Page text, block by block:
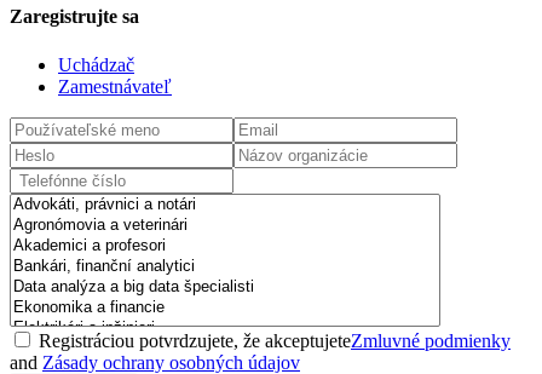
Zaregistrujte sa
Uchádzač
Zamestnávateľ
Registráciou potvrdzujete, že akceptujeteZmluvné podmienky
and Zásady ochrany osobných údajov